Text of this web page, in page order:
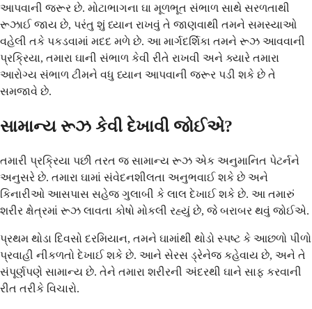
આપવાની જરૂર છે. મોટાભાગના ઘા મૂળભૂત સંભાળ સાથે સરળતાથી
રૂઝાઈ જાય છે, પરંતુ શું ધ્યાન રાખવું તે જાણવાથી તમને સમસ્યાઓ
વહેલી તકે પકડવામાં મદદ મળે છે. આ માર્ગદર્શિકા તમને રૂઝ આવવાની
પ્રક્રિયા, તમારા ઘાની સંભાળ કેવી રીતે રાખવી અને ક્યારે તમારા
આરોગ્ય સંભાળ ટીમને વધુ ધ્યાન આપવાની જરૂર પડી શકે છે તે
સમજાવે છે.
સામાન્ય રૂઝ કેવી દેખાવી જોઈએ?
તમારી પ્રક્રિયા પછી તરત જ સામાન્ય રૂઝ એક અનુમાનિત પેટર્નને
અનુસરે છે. તમારા ઘામાં સંવેદનશીલતા અનુભવાઈ શકે છે અને
કિનારીઓ આસપાસ સહેજ ગુલાબી કે લાલ દેખાઈ શકે છે. આ તમારું
શરીર ક્ષેત્રમાં રૂઝ લાવતા કોષો મોકલી રહ્યું છે, જે બરાબર થવું જોઈએ.
પ્રથમ થોડા દિવસો દરમિયાન, તમને ઘામાંથી થોડો સ્પષ્ટ કે આછળો પીળો
પ્રવાહી નીકળતો દેખાઈ શકે છે. આને સેરસ ડ્રેનેજ કહેવાય છે, અને તે
સંપૂર્ણપણે સામાન્ય છે. તેને તમારા શરીરની અંદરથી ઘાને સાફ કરવાની
રીત તરીકે વિચારો.